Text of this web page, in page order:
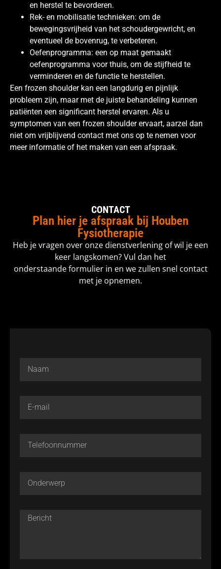
en herstel te bevorderen.
Rek- en mobilisatie technieken: om de
bewegingsvrijheid van het schoudergewricht, en
eventueel de bovenrug, te verbeteren.
Oefenprogramma: een op maat gemaakt
oefenprogramma voor thuis, om de stijfheid te
verminderen en de functie te herstellen.
Een frozen shoulder kan een langdurig en pijnlijk
probleem zijn, maar met de juiste behandeling kunnen
patiënten een significant herstel ervaren. Als u
symptomen van een frozen shoulder ervaart, aarzel dan
niet om vrijblijvend contact met ons op te nemen voor
meer informatie of het maken van een afspraak.
CONTACT
Plan hier je afspraak bij Houben
Fysiotherapie
Heb je vragen over onze dienstverlening of wil je een
keer langskomen? Vul dan het
onderstaande formulier in en we zullen snel contact
met je opnemen.